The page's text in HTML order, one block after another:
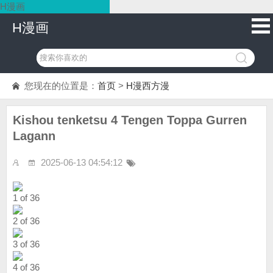
H漫画
H漫画
您现在的位置是： 首页 > H漫西方漫
Kishou tenketsu 4 Tengen Toppa Gurren
Lagann
2025-06-13 04:54:12
1 of 36
2 of 36
3 of 36
4 of 36